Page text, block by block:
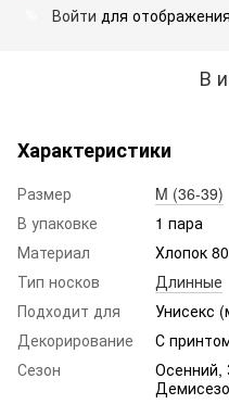
Войти для
В
Характеристики
Размер
M (36-39)
В упаковке
1 пара
Материал
Хлопок
Тип носков
Длинные
Подходит для
Унисекс
Декорирование
С
Сезон
Осенний,